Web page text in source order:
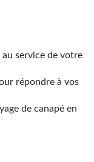
service de votre
répondre à vos
de canapé en